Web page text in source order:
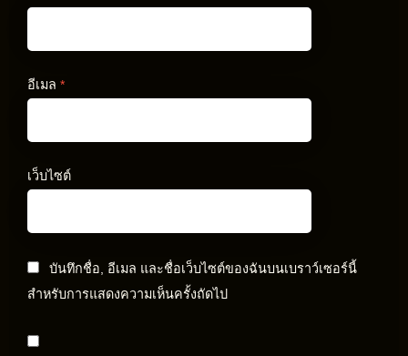
อีเมล *
เว็บไซต์
บันทึกชื่อ, อีเมล และชื่อเว็บไซต์ของฉันบนเบราว์เซอร์นี้
สำหรับการแสดงความเห็นครั้งถัดไป